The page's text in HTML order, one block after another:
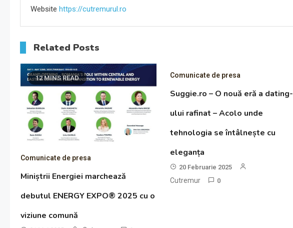
Website https://cutremurul.ro
Related Posts
12 MINS READ
Comunicate de presa
Miniștrii Energiei marchează
debutul ENERGY EXPO® 2025 cu o
viziune comună
Comunicate de presa
Suggie.ro – O nouă eră a dating-
ului rafinat – Acolo unde
tehnologia se întâlnește cu
eleganța
20 Februarie 2025
Cutremur 0